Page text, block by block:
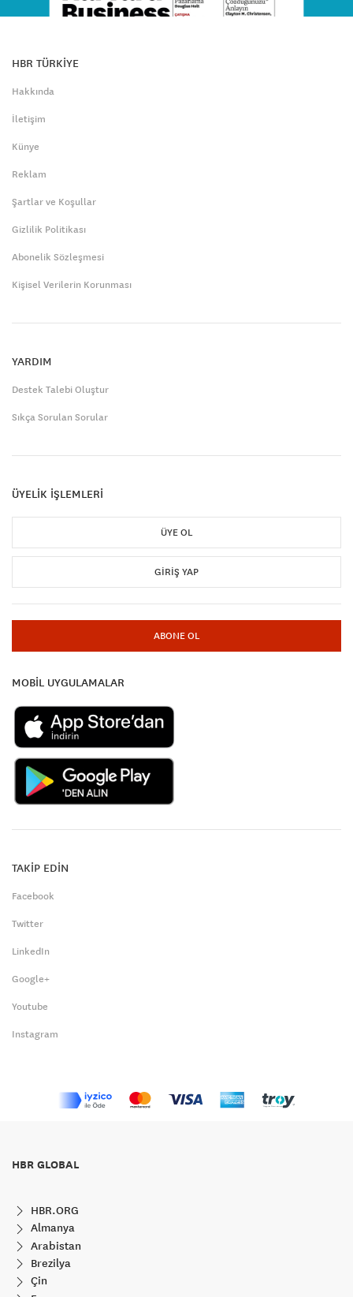
HBR TÜRKİYE
Hakkında
İletişim
Künye
Reklam
Şartlar ve Koşullar
Gizlilik Politikası
Abonelik Sözleşmesi
Kişisel Verilerin Korunması
YARDIM
Destek Talebi Oluştur
Sıkça Sorulan Sorular
ÜYELİK İŞLEMLERİ
ÜYE OL
GIRIŞ YAP
ABONE OL
MOBİL UYGULAMALAR
TAKİP EDİN
Facebook
Twitter
LinkedIn
Google+
Youtube
Instagram
HBR GLOBAL
HBR.ORG
Almanya
Arabistan
Brezilya
Çin